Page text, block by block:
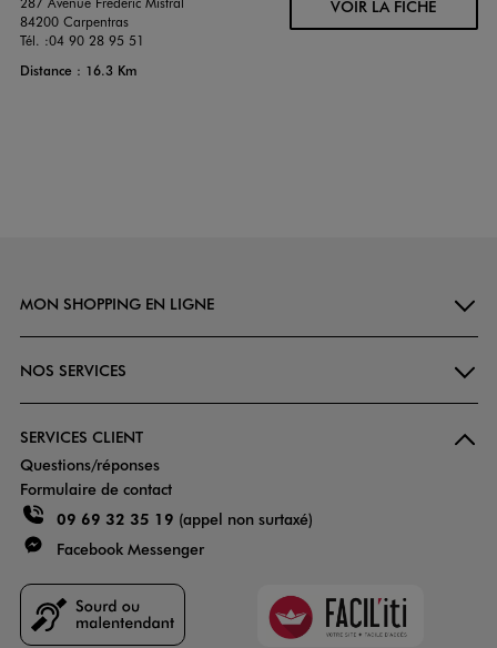
84200 Carpentras
Tél. :04 90 28 95 51
Distance : 16.3 Km
VOIR LA FICHE
MON SHOPPING EN LIGNE
NOS SERVICES
SERVICES CLIENT
Questions/réponses
Formulaire de contact
09 69 32 35 19 (appel non surtaxé)
Facebook Messenger
Faciliti